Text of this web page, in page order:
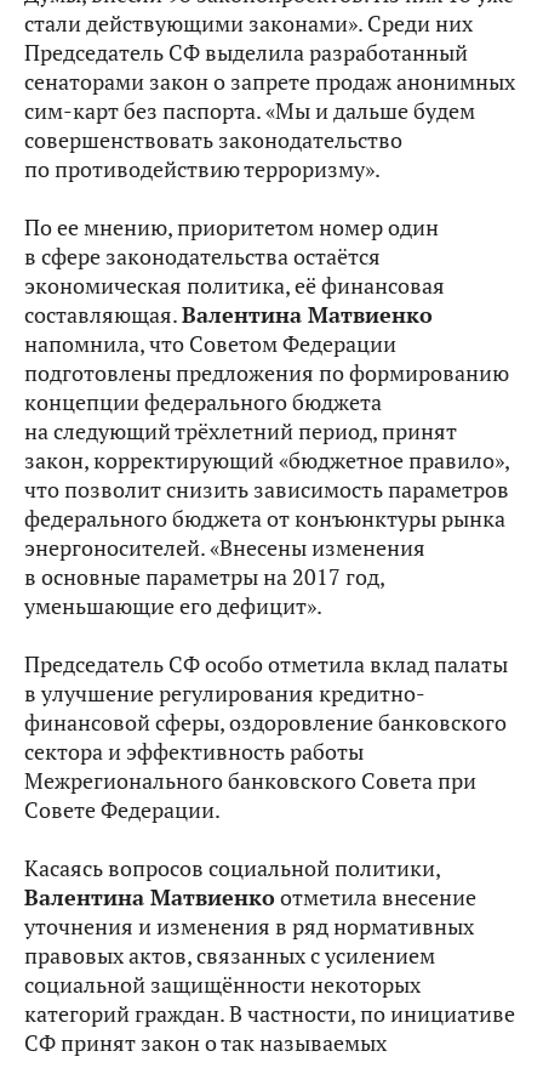
стали действующими законами». Среди них
Председатель СФ выделила разработанный
сенаторами закон о запрете продаж анонимных
сим-карт без паспорта. «Мы и дальше будем
совершенствовать законодательство
по противодействию терроризму».
По ее мнению, приоритетом номер один
в сфере законодательства остаётся
экономическая политика, её финансовая
составляющая.Валентина Матвиенко
напомнила, что Советом Федерации
подготовлены предложения по формированию
концепции федерального бюджета
на следующий трёхлетний период, принят
закон, корректирующий «бюджетное правило»,
что позволит снизить зависимость параметров
федерального бюджета от конъюнктуры рынка
энергоносителей. «Внесены изменения
в основные параметры на 2017 год,
уменьшающие его дефицит».
Председатель СФ особо отметила вклад палаты
в улучшение регулирования кредитно-
финансовой сферы, оздоровление банковского
сектора и эффективность работы
Межрегионального банковского Совета при
Совете Федерации.
Касаясь вопросов социальной политики,
Валентина Матвиенкоотметила внесение
уточнения и изменения в ряд нормативных
правовых актов, связанных с усилением
социальной защищённости некоторых
категорий граждан. В частности, по инициативе
СФ принят закон о так называемых